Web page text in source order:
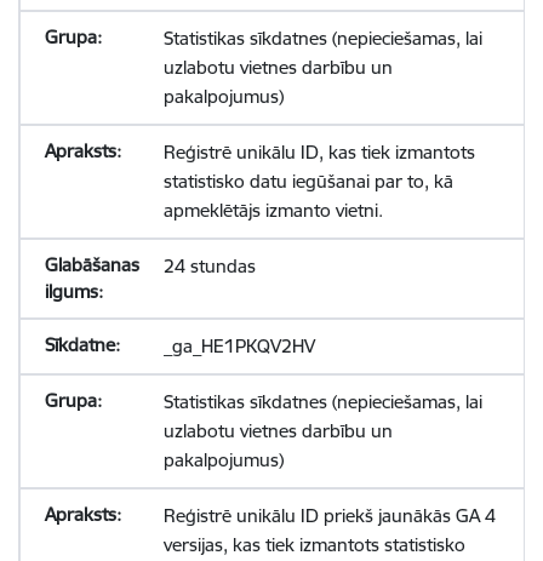
Statistikas sīkdatnes (nepieciešamas, lai
uzlabotu vietnes darbību un
pakalpojumus)
Reģistrē unikālu ID, kas tiek izmantots
statistisko datu iegūšanai par to, kā
apmeklētājs izmanto vietni.
24 stundas
_ga_HE1PKQV2HV
Statistikas sīkdatnes (nepieciešamas, lai
uzlabotu vietnes darbību un
pakalpojumus)
Reģistrē unikālu ID priekš jaunākās GA 4
versijas, kas tiek izmantots statistisko